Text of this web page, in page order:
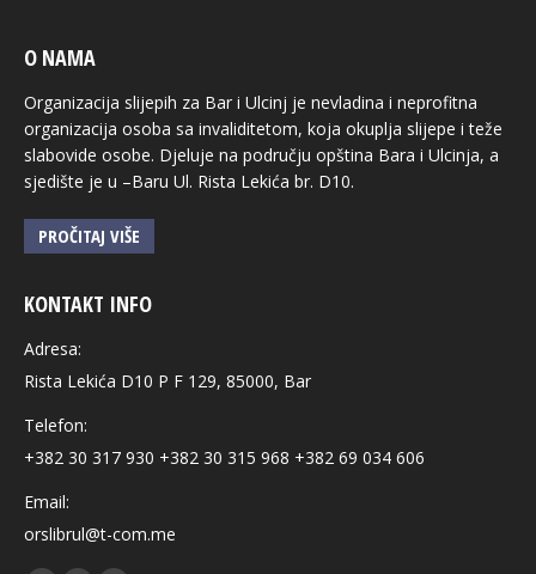
O NAMA
Organizacija slijepih za Bar i Ulcinj je nevladina i neprofitna
organizacija osoba sa invaliditetom, koja okuplja slijepe i teže
slabovide osobe. Djeluje na području opština Bara i Ulcinja, a
sjedište je u –Baru Ul. Rista Lekića br. D10.
PROČITAJ VIŠE
KONTAKT INFO
Adresa:
Rista Lekića D10 P F 129, 85000, Bar
Telefon:
+382 30 317 930 +382 30 315 968 +382 69 034 606
Email:
orslibrul@t-com.me